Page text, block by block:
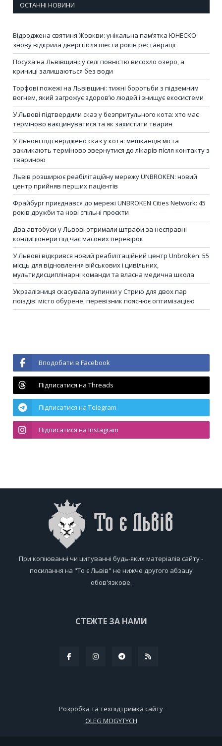
ОСТАННІ НОВИНИ
Відроджена святиня Жовкви: унікальна пам’ятка ЮНЕСКО
знову відкрила двері після шести років реставрації
Посуха на Львівщині: у селі повністю висохло озеро, а
криниці залишаються без води
Торфові пожежі на Львівщині: тижні боротьби з підземним
вогнем, який загрожує здоров’ю людей і знищує екосистеми
У Львові підтвердили сказ у безпритульного кота: хто має
терміново вакцинуватися та як захистити тварин
У Львові підтверджено сказ у кота: мешканців міста
закликають терміново звернутися до лікарів після контакту з
твариною
Львів розширює реабілітаційну мережу UNBROKEN: новий
центр прийняв перших пацієнтів
Фрайбург приєднався до мережі UNBROKEN Cities Network: 45
років дружби та нові спільні проєкти
Два автобуси у Львові отримали штрафи за несправні
кондиціонери під час масових перевірок
У Львові відкрився новий реабілітаційний центр Unbroken: 55
місць для відновлення військових і цивільних,
мультидисциплінарні команди та власна медична школа
Укрзалізниця скасувала зупинки у Стрию для двох пар
поїздів: місто обурене, перевізник пояснює оптимізацією
Вподобати в Facebook
Підписатися на Threads
Підписатися на Telegram
Підписатися на Instagram
При копіюванні чи цитуванні будь-яких матеріалів сайту -
посилання на "То є Львів" не нижче другого абзацу
обов'язкове.
СТЕЖТЕ ЗА НАМИ
Розробка та техпідтримка сайту
OLEG MOGYTYCH